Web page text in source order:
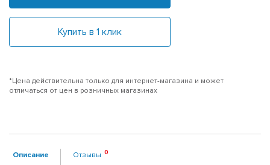
Купить в 1 клик
*Цена действительна только для интернет-магазина и может
отличаться от цен в розничных магазинах
Описание Отзывы